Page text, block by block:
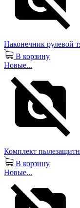
Наконечник рулевой
В корзину
Новые...
Комплект
В корзину
Новые...